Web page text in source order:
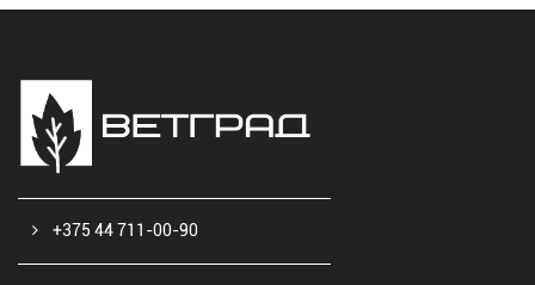
+375 44 711-00-90